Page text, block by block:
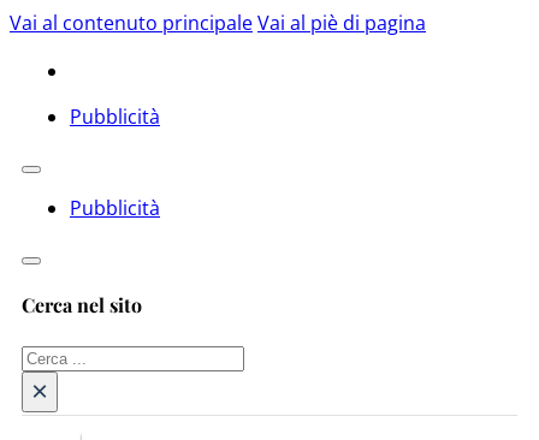
Vai al contenuto principaleVai al piè di pagina
Pubblicità
Pubblicità
Cerca nel sito
Cerca
×